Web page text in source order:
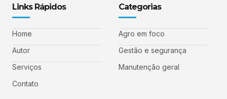
Links Rápidos
Home
Autor
Serviços
Contato
Categorias
Agro em foco
Gestão e segurança
Manutenção geral